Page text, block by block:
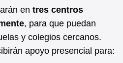
en tres centros
, para que puedan
y colegios cercanos.
apoyo presencial para: